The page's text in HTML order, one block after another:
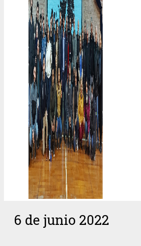
6 de junio 2022